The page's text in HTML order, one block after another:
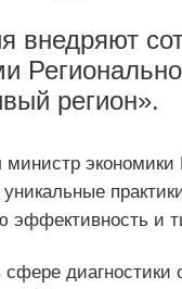
внедряют
регион».
министр экономики
эффективность и
диагностики